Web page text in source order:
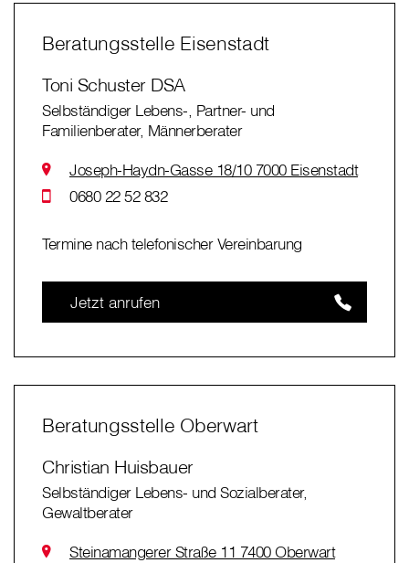
Beratungsstelle Eisenstadt
Toni Schuster DSA
Selbständiger Lebens-, Partner- und
Familienberater, Männerberater
Joseph-Haydn-Gasse 18/10 7000 Eisenstadt
0680 22 52 832
Termine nach telefonischer Vereinbarung
Jetzt anrufen
Beratungsstelle Oberwart
Christian Huisbauer
Selbständiger Lebens- und Sozialberater,
Gewaltberater
Steinamangerer Straße 11 7400 Oberwart